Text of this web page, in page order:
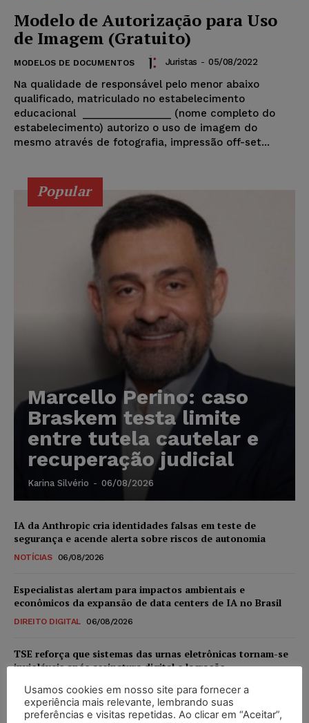
Modelo de Autorização para Uso
de Imagem (Gratuito)
MODELOS DE DOCUMENTOS Juristas - 05/08/2022
Na qualidade de responsável pelo menor abaixo
qualificado, matriculado no estabelecimento
educacional ________________ (nome completo do
estabelecimento) autorizo o uso de imagem do
mesmo através de fotografia, impressão off-set...
Popular
Marcello Perino: caso
Braskem testa limite
entre tutela cautelar e
recuperação judicial
Karina Silvério - 06/08/2026
IA da Anthropic cria identidades falsas em teste de
segurança e acende alerta sobre riscos de autonomia
NOTÍCIAS 06/08/2026
Especialistas alertam para impactos ambientais e
econômicos da expansão de data centers de IA no Brasil
DIREITO DIGITAL 06/08/2026
TSE reforça que sistemas das urnas eletrônicas tornam-se
invioláveis após assinatura digital e lacração
NOTÍCIAS 06/08/2026
STF inicia julgamento sobre constitucionalidade da
Usamos cookies em nosso site para fornecer a
experiência mais relevante, lembrando suas
preferências e visitas repetidas. Ao clicar em “Aceitar”,